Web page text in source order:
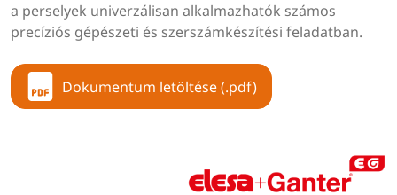
a perselyek univerzálisan alkalmazhatók számos
precíziós gépészeti és szerszámkészítési feladatban.
Dokumentum letöltése (.pdf)